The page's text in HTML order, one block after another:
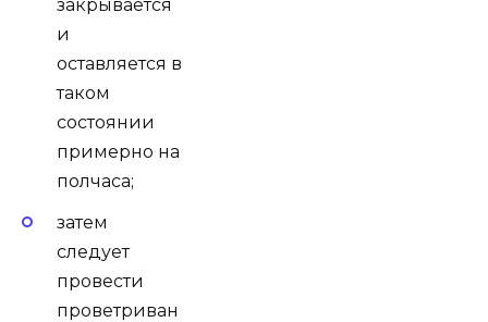
закрывается
и
оставляется в
таком
состоянии
примерно на
полчаса;
затем
следует
провести
проветриван